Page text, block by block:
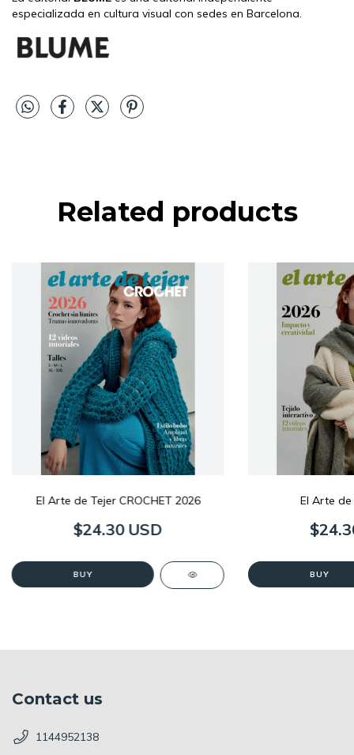
especializada en cultura visual con sedes en Barcelona.
Related products
El Arte de Tejer CROCHET 2026
$24.30 USD
El Arte de
Contact us
1144952138